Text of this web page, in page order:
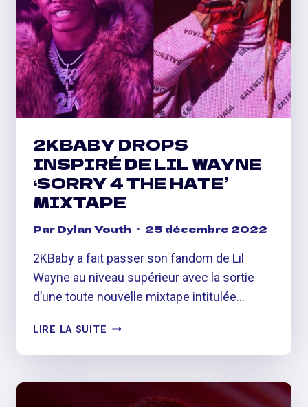
2KBABY DROPS
INSPIRÉ DE LIL WAYNE
‘SORRY 4 THE HATE’
MIXTAPE
ParDylan Youth 25 décembre 2022
2KBaby a fait passer son fandom de Lil
Wayne au niveau supérieur avec la sortie
d’une toute nouvelle mixtape intitulée…
LIRE LA SUITE 2KBABY
INSPIRÉ